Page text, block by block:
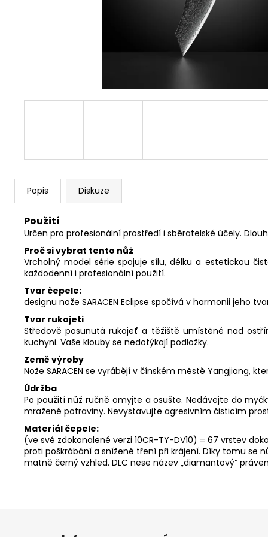
Popis Diskuze
Použití
Určen pro profesionální prostředí i sběratelské účely.
Proč si vybrat tento nůž
Vrcholný model série spojuje sílu, délku a estetickou
každodenní i profesionální použití.
Tvar
designu nože SARACEN Eclipse spočívá v harmonii jeho
Tvar rukojeti
Středově posunutá rukojeť a těžiště umístěné nad
kuchyni. Vaše klouby se nedotýkají podložky.
Země výroby
Nože SARACEN se vyrábějí v čínském městě Yangjiang,
Údržba
Po použití nůž ručně omyjte a osušte. Nedávejte do
mražené potraviny. Nevystavujte agresivním čisticím
(ve své zdokonalené verzi 10CR-TY-DV10) = 67 vrstev
proti poškrábání a snížené tření při krájení. Díky tomu se
matně černý vzhled. DLC nese název „diamantový“
Z